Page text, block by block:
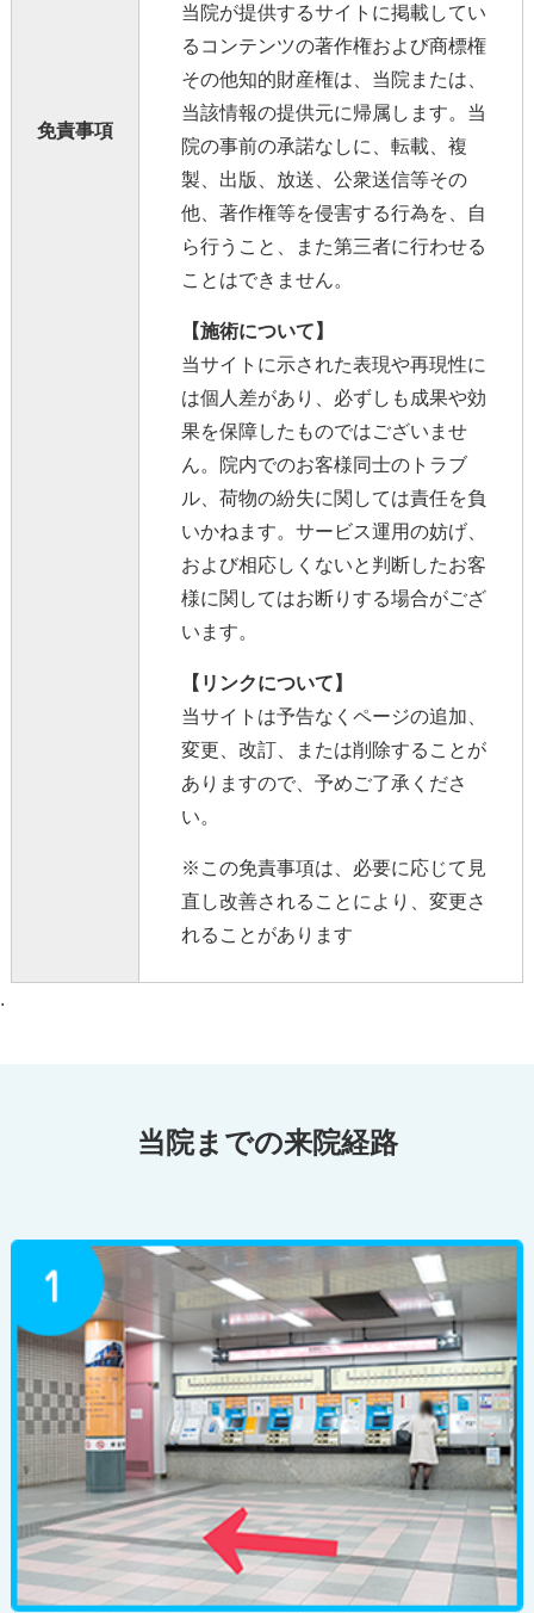
免責事項
当院が提供するサイトに掲載してい
るコンテンツの著作権および商標権
その他知的財産権は、当院または、
当該情報の提供元に帰属します。当
院の事前の承諾なしに、転載、複
製、出版、放送、公衆送信等その
他、著作権等を侵害する行為を、自
ら行うこと、また第三者に行わせる
ことはできません。
【施術について】
当サイトに示された表現や再現性に
は個人差があり、必ずしも成果や効
果を保障したものではございませ
ん。院内でのお客様同士のトラブ
ル、荷物の紛失に関しては責任を負
いかねます。サービス運用の妨げ、
および相応しくないと判断したお客
様に関してはお断りする場合がござ
います。
【リンクについて】
当サイトは予告なくページの追加、
変更、改訂、または削除することが
ありますので、予めご了承くださ
い。
※この免責事項は、必要に応じて見
直し改善されることにより、変更さ
れることがあります
当院までの来院経路